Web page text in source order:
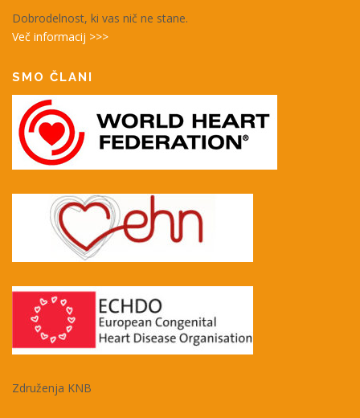
Dobrodelnost, ki vas nič ne stane.
Več informacij >>>
SMO ČLANI
Združenja KNB